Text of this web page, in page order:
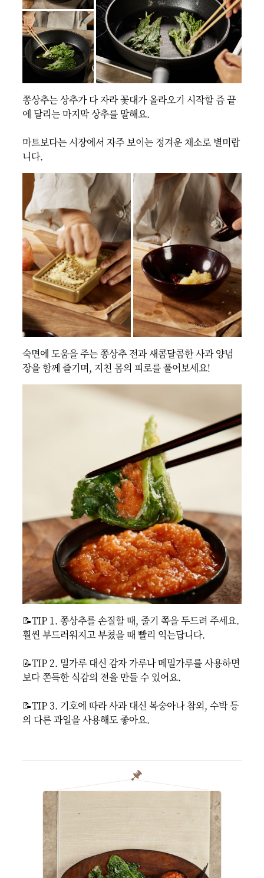
쫑상추는 상추가 다 자라 꽃대가 올라오기 시작할 즘 끝
에 달리는 마지막 상추를 말해요.
마트보다는 시장에서 자주 보이는 정겨운 채소로 별미랍
니다.
숙면에 도움을 주는 쫑상추 전과 새콤달콤한 사과 양념
장을 함께 즐기며, 지친 몸의 피로를 풀어보세요!
📝TIP 1. 쫑상추를 손질할 때, 줄기 쪽을 두드려 주세요.
훨씬 부드러워지고 부쳤을 때 빨리 익는답니다.
📝TIP 2. 밀가루 대신 감자 가루나 메밀가루를 사용하면
보다 쫀득한 식감의 전을 만들 수 있어요.
📝TIP 3. 기호에 따라 사과 대신 복숭아나 참외, 수박 등
의 다른 과일을 사용해도 좋아요.